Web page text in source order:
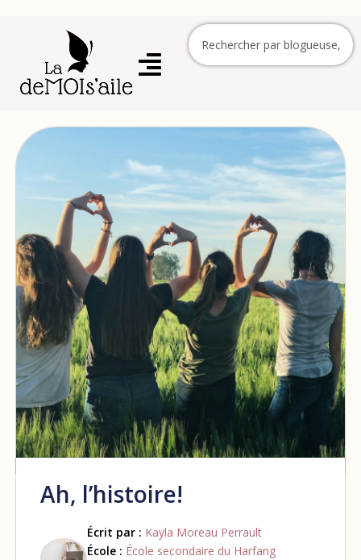
Ah, l’histoire!
Écrit par : Kayla Moreau Perrault
École : École secondaire du Harfang